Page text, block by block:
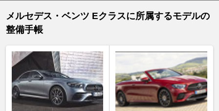
メルセデス・ベンツ Eクラスに所属するモデルの
整備手帳